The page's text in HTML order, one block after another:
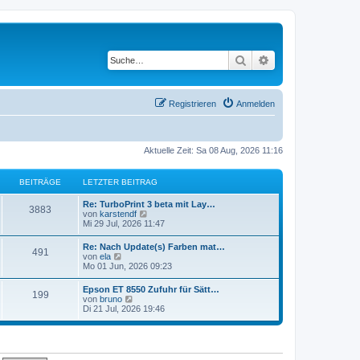
Suche
Anmelden
Registrieren
Aktuelle Zeit: Sa 08 Aug, 2026 11:16
BEITRÄGE LETZTER BEITRAG
3883
Re: TurboPrint 3 beta mit Lay…
von karstendf
e
s
e
r
B
i
t
r
Mi 29 Jul, 2026 11:47
491
Re: Nach Update(s) Farben mat…
von ela
e
e
s
t
e
r
i
Mo 01 Jun, 2026 09:23
199
Epson ET 8550 Zufuhr für Sätt…
von bruno
e
e
e
Di 21 Jul, 2026 19:46